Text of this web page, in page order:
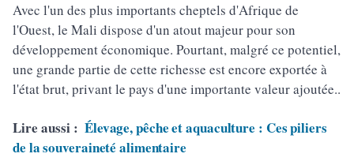
Avec l'un des plus importants cheptels d'Afrique de
l'Ouest, le Mali dispose d'un atout majeur pour son
développement économique. Pourtant, malgré ce potentiel,
une grande partie de cette richesse est encore exportée à
l'état brut, privant le pays d'une importante valeur ajoutée..
Lire aussi : Élevage, pêche et aquaculture : Ces piliers
de la souveraineté alimentaire